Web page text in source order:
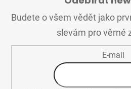
Budete o všem vědět jako
slevám pro věrné
E-mail